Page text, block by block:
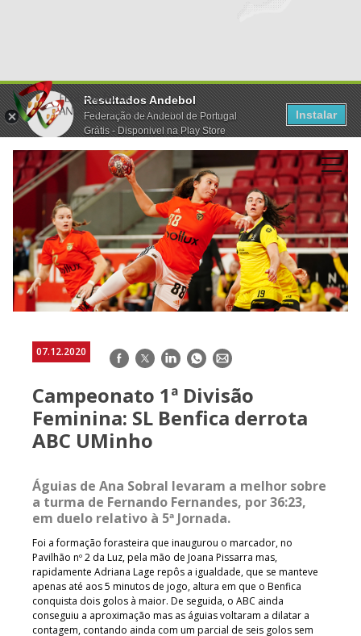
Resultados Andebol
Federação de Andebol de Portugal
Grátis - Disponivel na Play Store
Instalar
07.12.2020 Facebook
TwitterLinkedInWhatsApp
E-
Campeonato 1ª Divisão
Feminina: SL Benfica derrota
ABC UMinho
Águias de Ana Sobral levaram a melhor sobre
a turma de Fernando Fernandes, por 36:23,
em duelo relativo à 5ª Jornada.
Foi a formação forasteira que inaugurou o marcador, no
Pavilhão nº 2 da Luz, pela mão de Joana Pissarra mas,
rapidamente Adriana Lage repôs a igualdade, que se manteve
apenas até aos 5 minutos de jogo, altura em que o Benfica
conquista dois golos à maior. De seguida, o ABC ainda
conseguiu a aproximação mas as águias voltaram a dilatar a
contagem, contando ainda com um parcial de seis golos sem